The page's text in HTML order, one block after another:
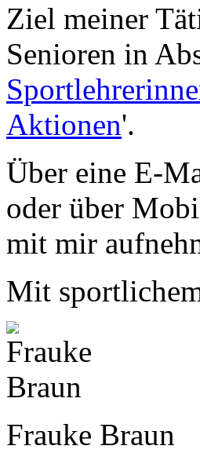
Ziel meiner
Senioren in
Aktionen'.
Über eine E-
oder über
mit mir
Mit
Frauke Braun